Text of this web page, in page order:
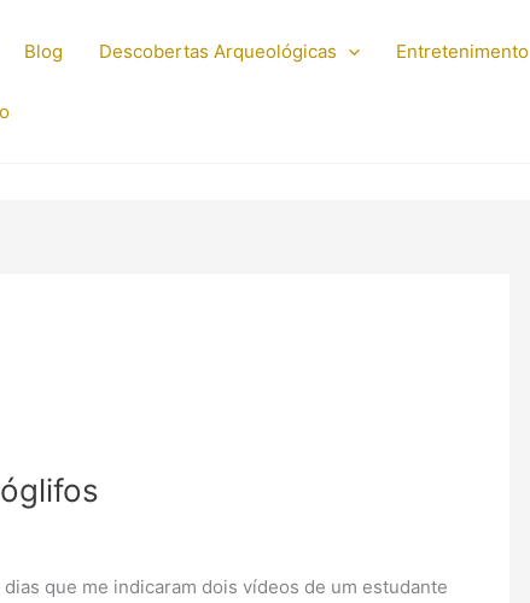
Blog Descobertas Arqueológicas Entretenimento
que me indicaram dois vídeos de um estudante